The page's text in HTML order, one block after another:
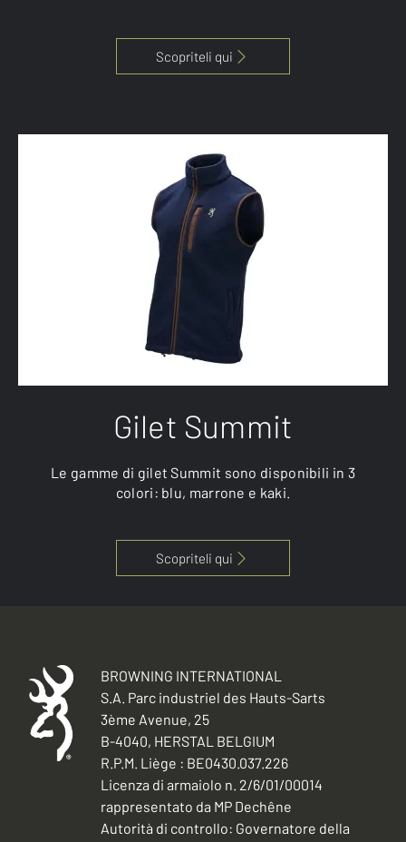
Scopriteli qui
Gilet Summit
Le gamme di gilet Summit sono disponibili in 3
colori: blu, marrone e kaki.
Scopriteli qui
BROWNING INTERNATIONAL
S.A. Parc industriel des Hauts-Sarts
3ème Avenue, 25
B-4040, HERSTAL BELGIUM
R.P.M. Liège : BE0430.037.226
Licenza di armaiolo n. 2/6/01/00014
rappresentato da MP Dechêne
Autorità di controllo: Governatore della